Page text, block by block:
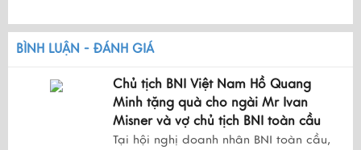
BÌNH LUẬN - ĐÁNH GIÁ
Chủ tịch BNI Việt Nam Hồ Quang
Minh tặng quà cho ngài Mr Ivan
Misner và vợ chủ tịch BNI toàn cầu
Tại hội nghị doanh nhân BNI toàn cầu,